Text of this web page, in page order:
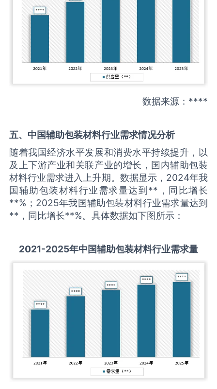
数据来源：****
五、中国辅助包装材料行业需求情况分析
随着我国经济水平发展和消费水平持续提升，以
及上下游产业和关联产业的增长，国内辅助包装
材料行业需求进入上升期。数据显示，2024年我
国辅助包装材料行业需求量达到**，同比增长
**%；2025年我国辅助包装材料行业需求量达到
**，同比增长**%。具体数据如下图所示：
2021-2025年中国辅助包装材料行业需求量